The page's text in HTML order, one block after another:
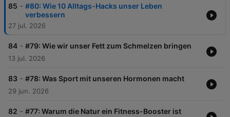
85 - #80: Wie 10 Alltags-Hacks unser Leben
verbessern
27 jul. 2026
84 - #79: Wie wir unser Fett zum Schmelzen bringen
13 jul. 2026
83 - #78: Was Sport mit unseren Hormonen macht
29 jun. 2026
82 - #77: Warum die Natur ein Fitness-Booster ist